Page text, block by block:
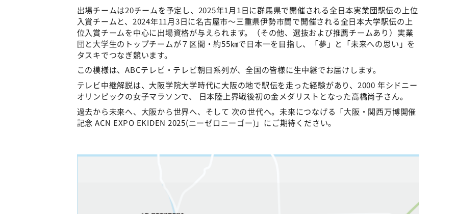
出場チームは20チームを予定し、2025年1月1日に群馬県で開催される全日本実業団駅伝の上位
入賞チームと、2024年11月3日に名古屋市～三重県伊勢市間で開催される全日本大学駅伝の上
位入賞チームを中心に出場資格が与えられます。（その他、選抜および推薦チームあり）実業
団と大学生のトップチームが７区間・約55㎞で日本一を目指し、「夢」と「未来への思い」を
タスキでつなぎ競います。
この模様は、ABCテレビ・テレビ朝日系列が、全国の皆様に生中継でお届けします。
テレビ中継解説は、大阪学院大学時代に大阪の地で駅伝を走った経験があり、2000 年シドニー
オリンピックの女子マラソンで、 日本陸上界戦後初の金メダリストとなった高橋尚子さん。
過去から未来へ、大阪から世界へ、そして 次の世代へ。未来につなげる「大阪・関西万博開催
記念 ACN EXPO EKIDEN 2025(ニーゼロニーゴー)」にご期待ください。